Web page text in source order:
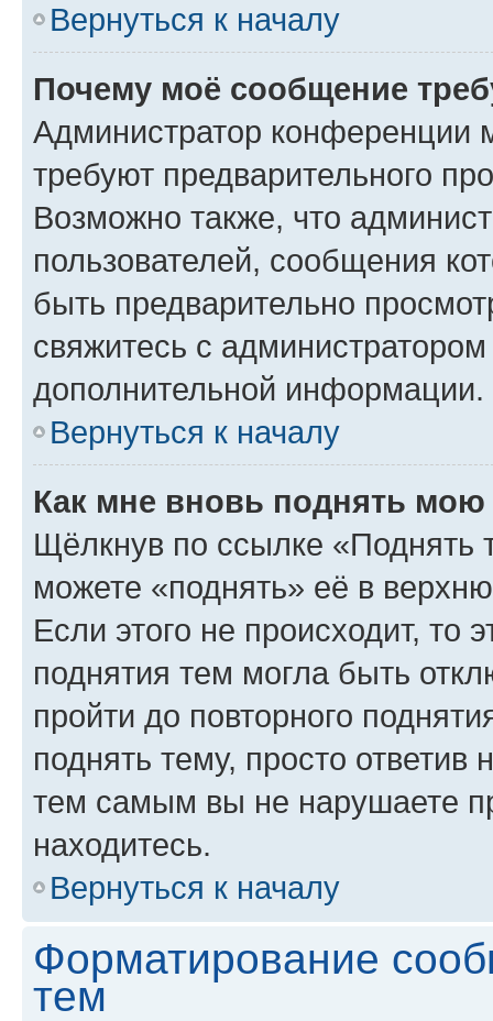
Вернуться к началу
Почему моё сообщение
Администратор конференции
требуют предварительного
Возможно также, что
пользователей, сообщения
быть предварительно
свяжитесь с
дополнительной информации.
Вернуться к началу
Как мне вновь поднять мою
Щёлкнув по ссылке «Поднять
можете «поднять» её в
Если этого не происходит, то
поднятия тем могла быть
пройти до повторного
поднять тему, просто ответив
тем самым вы не нарушаете
находитесь.
Вернуться к началу
Форматирование
тем